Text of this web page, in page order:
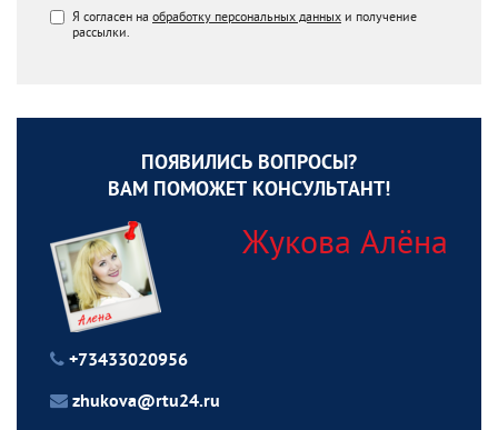
Я согласен на обработку персональных данных и получение
рассылки.
ПОЯВИЛИСЬ ВОПРОСЫ?
ВАМ ПОМОЖЕТ КОНСУЛЬТАНТ!
Жукова Алёна
+73433020956
zhukova@rtu24.ru